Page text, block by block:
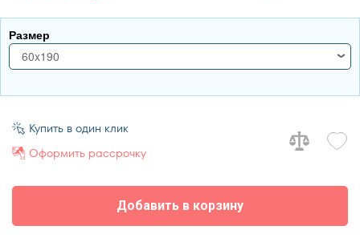
Размер
60x190
60x190
70x170
70x180
70x190
Добавить в корзину
Купить в один клик
Оформить рассрочку